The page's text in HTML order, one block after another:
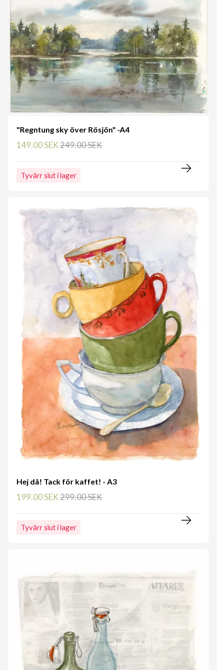
"Regntung sky över Rösjön" -A4
149.00 SEK249.00 SEK
Tyvärr slut i lager
Hej då! Tack för kaffet! - A3
199.00 SEK299.00 SEK
Tyvärr slut i lager